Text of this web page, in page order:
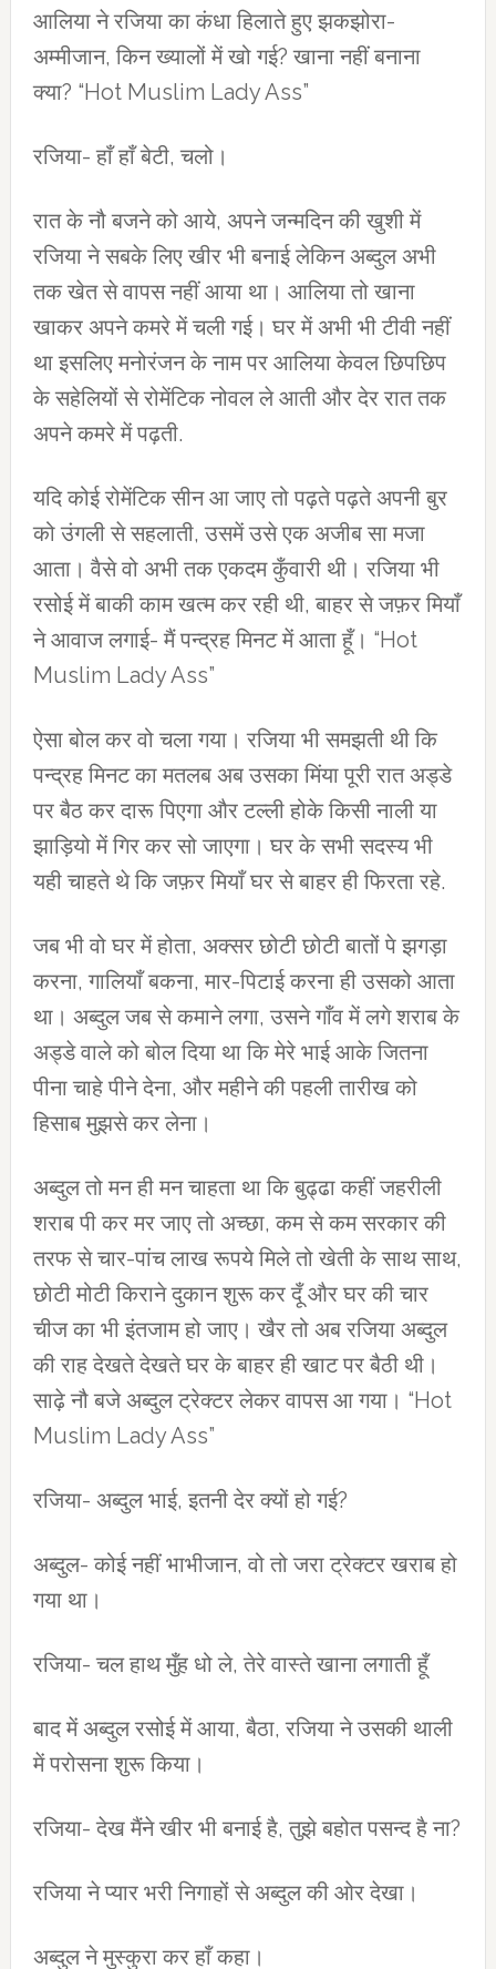
आलिया ने रजिया का कंधा हिलाते हुए झकझोरा-
अम्मीजान, किन ख्यालों में खो गई? खाना नहीं बनाना
क्या? “Hot Muslim Lady Ass”
रजिया- हाँ हाँ बेटी, चलो।
रात के नौ बजने को आये, अपने जन्मदिन की खुशी में
रजिया ने सबके लिए खीर भी बनाई लेकिन अब्दुल अभी
तक खेत से वापस नहीं आया था। आलिया तो खाना
खाकर अपने कमरे में चली गई। घर में अभी भी टीवी नहीं
था इसलिए मनोरंजन के नाम पर आलिया केवल छिपछिप
के सहेलियों से रोमेंटिक नोवल ले आती और देर रात तक
अपने कमरे में पढ़ती.
यदि कोई रोमेंटिक सीन आ जाए तो पढ़ते पढ़ते अपनी बुर
को उंगली से सहलाती, उसमें उसे एक अजीब सा मजा
आता। वैसे वो अभी तक एकदम कुँवारी थी। रजिया भी
रसोई में बाकी काम खत्म कर रही थी, बाहर से जफ़र मियाँ
ने आवाज लगाई- मैं पन्द्रह मिनट में आता हूँ। “Hot
Muslim Lady Ass”
ऐसा बोल कर वो चला गया। रजिया भी समझती थी कि
पन्द्रह मिनट का मतलब अब उसका मिंया पूरी रात अड्डे
पर बैठ कर दारू पिएगा और टल्ली होके किसी नाली या
झाड़ियो में गिर कर सो जाएगा। घर के सभी सदस्य भी
यही चाहते थे कि जफ़र मियाँ घर से बाहर ही फिरता रहे.
जब भी वो घर में होता, अक्सर छोटी छोटी बातों पे झगड़ा
करना, गालियाँ बकना, मार-पिटाई करना ही उसको आता
था। अब्दुल जब से कमाने लगा, उसने गाँव में लगे शराब के
अड्डे वाले को बोल दिया था कि मेरे भाई आके जितना
पीना चाहे पीने देना, और महीने की पहली तारीख को
हिसाब मुझसे कर लेना।
अब्दुल तो मन ही मन चाहता था कि बुढ्ढा कहीं जहरीली
शराब पी कर मर जाए तो अच्छा, कम से कम सरकार की
तरफ से चार-पांच लाख रूपये मिले तो खेती के साथ साथ,
छोटी मोटी किराने दुकान शुरू कर दूँ और घर की चार
चीज का भी इंतजाम हो जाए। खैर तो अब रजिया अब्दुल
की राह देखते देखते घर के बाहर ही खाट पर बैठी थी।
साढ़े नौ बजे अब्दुल ट्रेक्टर लेकर वापस आ गया। “Hot
Muslim Lady Ass”
रजिया- अब्दुल भाई, इतनी देर क्यों हो गई?
अब्दुल- कोई नहीं भाभीजान, वो तो जरा ट्रेक्टर खराब हो
गया था।
रजिया- चल हाथ मुँह धो ले, तेरे वास्ते खाना लगाती हूँ
बाद में अब्दुल रसोई में आया, बैठा, रजिया ने उसकी थाली
में परोसना शुरू किया।
रजिया- देख मैंने खीर भी बनाई है, तुझे बहोत पसन्द है ना?
रजिया ने प्यार भरी निगाहों से अब्दुल की ओर देखा।
अब्दुल ने मुस्कुरा कर हाँ कहा।